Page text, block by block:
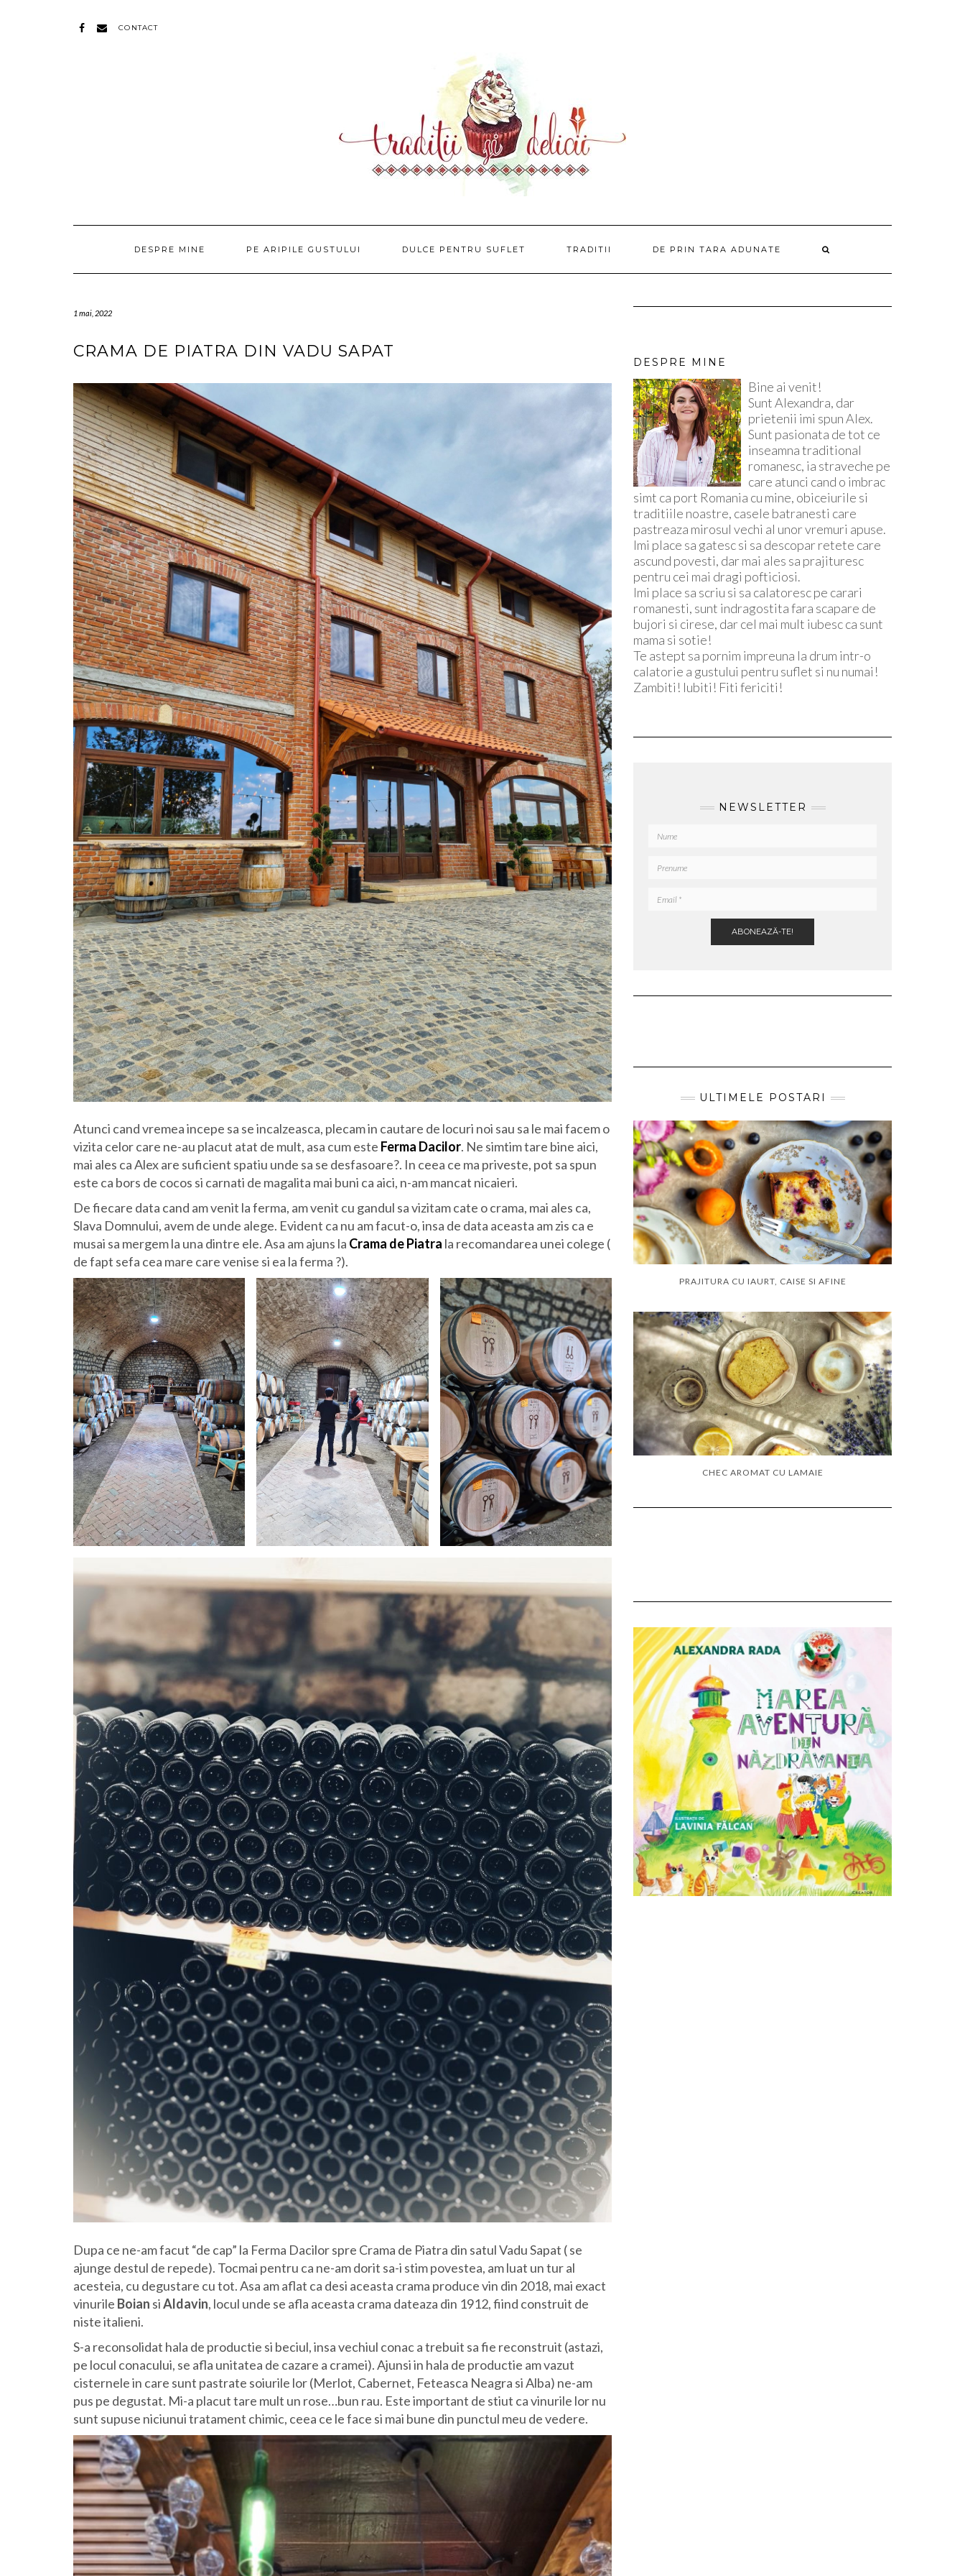
CONTACT
DESPRE MINE PE ARIPILE GUSTULUI DULCE PENTRU SUFLET TRADITII DE PRIN TARA ADUNATE
1 mai, 2022
CRAMA DE PIATRA DIN VADU SAPAT
Atunci cand vremea incepe sa se incalzeasca, plecam in cautare de locuri noi sau sa le mai facem o
vizita celor care ne-au placut atat de mult, asa cum este Ferma Dacilor. Ne simtim tare bine aici,
mai ales ca Alex are suficient spatiu unde sa se desfasoare?. In ceea ce ma priveste, pot sa spun
este ca bors de cocos si carnati de magalita mai buni ca aici, n-am mancat nicaieri.
De fiecare data cand am venit la ferma, am venit cu gandul sa vizitam cate o crama, mai ales ca,
Slava Domnului, avem de unde alege. Evident ca nu am facut-o, insa de data aceasta am zis ca e
musai sa mergem la una dintre ele. Asa am ajuns la Crama de Piatra la recomandarea unei colege (
de fapt sefa cea mare care venise si ea la ferma ?).
Dupa ce ne-am facut “de cap” la Ferma Dacilor spre Crama de Piatra din satul Vadu Sapat ( se
ajunge destul de repede). Tocmai pentru ca ne-am dorit sa-i stim povestea, am luat un tur al
acesteia, cu degustare cu tot. Asa am aflat ca desi aceasta crama produce vin din 2018, mai exact
vinurile Boian siAldavin, locul unde se afla aceasta crama dateaza din 1912, fiind construit de
niste italieni.
S-a reconsolidat hala de productie si beciul, insa vechiul conac a trebuit sa fie reconstruit (astazi,
pe locul conacului, se afla unitatea de cazare a cramei). Ajunsi in hala de productie am vazut
cisternele in care sunt pastrate soiurile lor (Merlot, Cabernet, Feteasca Neagra si Alba) ne-am
pus pe degustat. Mi-a placut tare mult un rose…bun rau. Este important de stiut ca vinurile lor nu
sunt supuse niciunui tratament chimic, ceea ce le face si mai bune din punctul meu de vedere.
DESPRE MINE
Bine ai venit!
Sunt Alexandra, dar
prietenii imi spun Alex.
Sunt pasionata de tot ce
inseamna traditional
romanesc, ia straveche pe
care atunci cand o imbrac
simt ca port Romania cu mine, obiceiurile si
traditiile noastre, casele batranesti care
pastreaza mirosul vechi al unor vremuri apuse.
Imi place sa gatesc si sa descopar retete care
ascund povesti, dar mai ales sa prajituresc
pentru cei mai dragi pofticiosi.
Imi place sa scriu si sa calatoresc pe carari
romanesti, sunt indragostita fara scapare de
bujori si cirese, dar cel mai mult iubesc ca sunt
mama si sotie!
Te astept sa pornim impreuna la drum intr-o
calatorie a gustului pentru suflet si nu numai!
Zambiti! Iubiti! Fiti fericiti!
NEWSLETTER
ULTIMELE POSTARI
PRAJITURA CU IAURT, CAISE SI AFINE
CHEC AROMAT CU LAMAIE